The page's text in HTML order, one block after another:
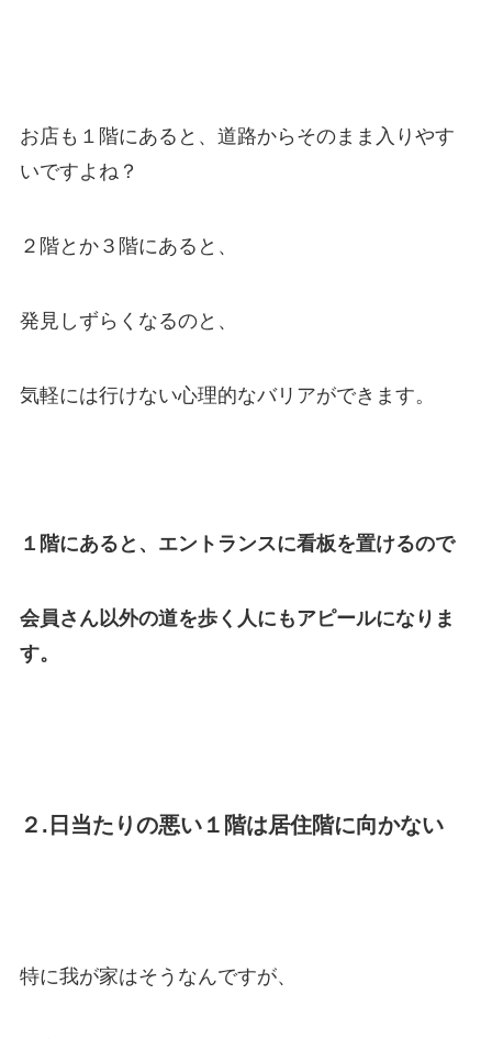
お店も１階にあると、道路からそのまま入りやす
いですよね？
２階とか３階にあると、
発見しずらくなるのと、
気軽には行けない心理的なバリアができます。
１階にあると、エントランスに看板を置けるので
会員さん以外の道を歩く人にもアピールになりま
す。
２.日当たりの悪い１階は居住階に向かない
特に我が家はそうなんですが、